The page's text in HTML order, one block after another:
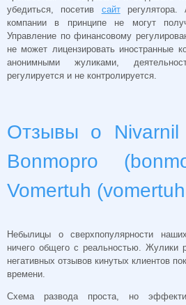
убедиться, посетив сайтрегулятора.
компании в принципе не могут
Управление по финансовому
не может лицензировать иностранные
анонимными жуликами,
регулируется и не контролируется.
Отзывы о Nivarnil
Bonmopro
Vomertuh
Небылицы о сверхпопулярности
ничего общего с реальностью. Жулики
негативных отзывов кинутых клиентов
времени.
Схема развода проста, но